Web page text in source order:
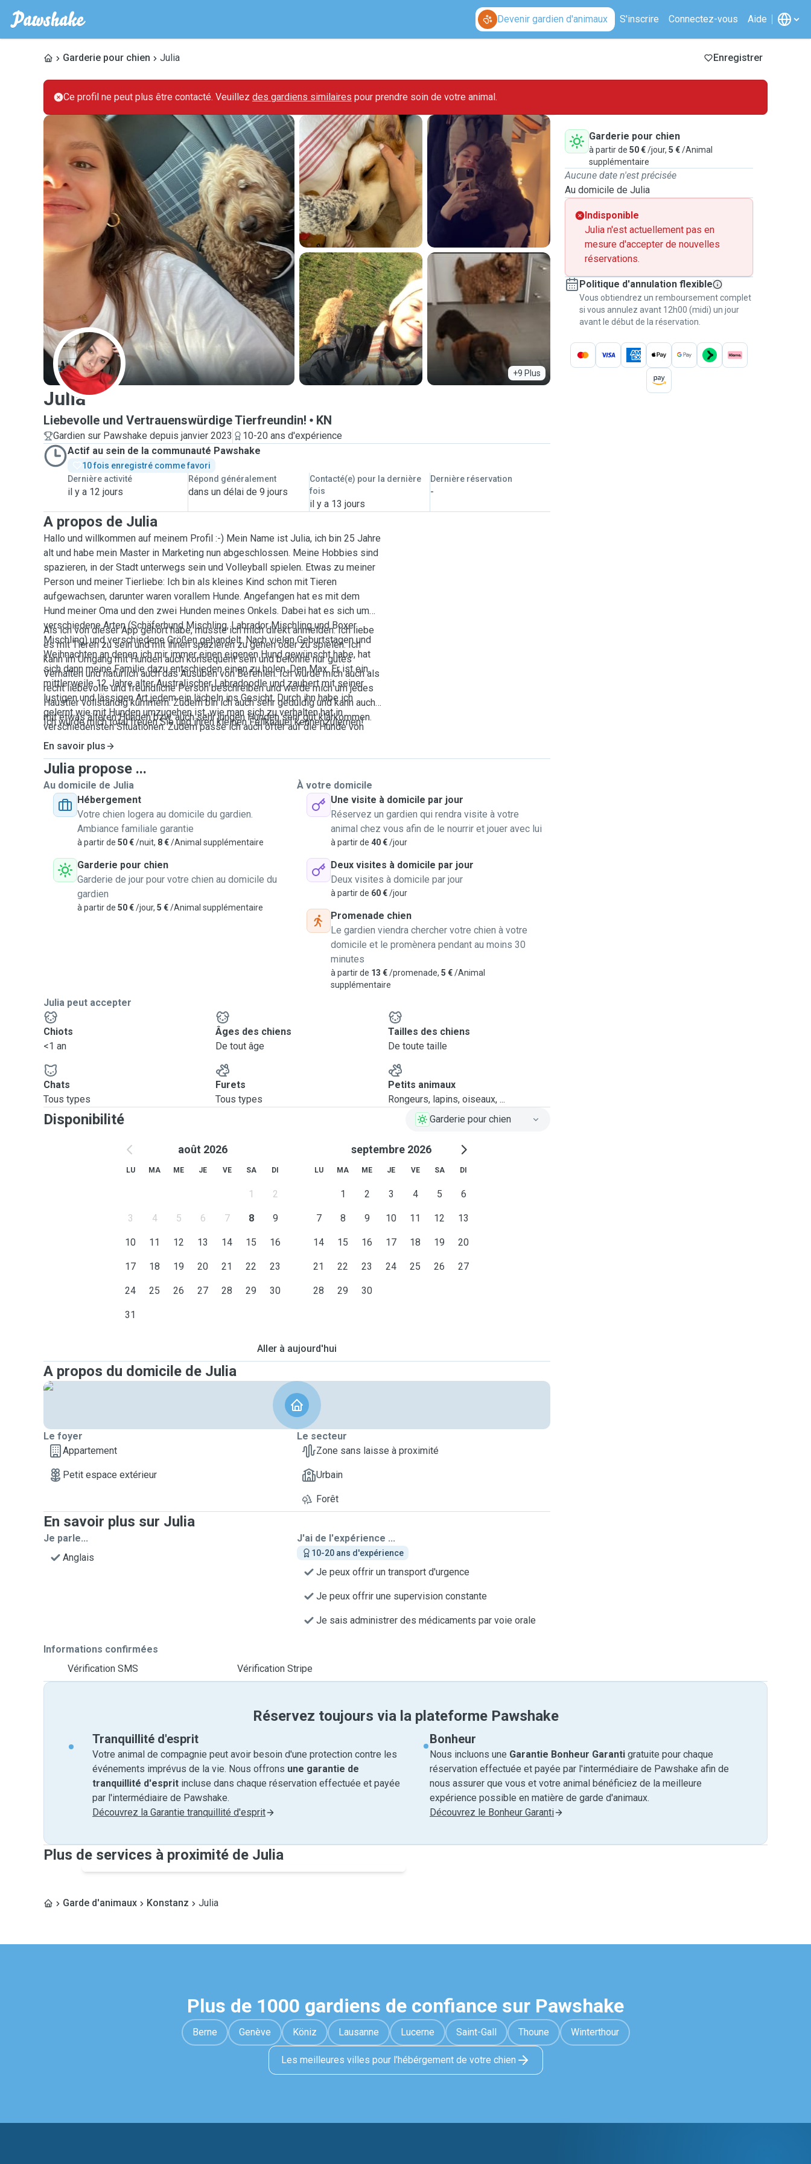
Devenir gardien d'animaux S'inscrire Connectez-vous Aide
Garderie pour chien Julia Enregistrer
Ce profil ne peut plus être contacté. Veuillez des gardiens similaires pour prendre soin de votre animal.
+9 Plus
J
Julia
Liebevolle und Vertrauenswürdige Tierfreundin! KN
Gardien sur Pawshake depuis janvier 2023
10-20 ans d'expérience
Actif au sein de la communauté Pawshake
10 fois enregistré comme favori
Dernière activité
il y a 12 jours
Répond généralement
dans un délai de 9 jours
Contacté(e) pour la dernière
fois
il y a 13 jours
Dernière réservation
-
A propos de Julia
Hallo und willkommen auf meinem Profil :-) Mein Name ist Julia, ich bin 25 Jahre
alt und habe mein Master in Marketing nun abgeschlossen. Meine Hobbies sind
spazieren, in der Stadt unterwegs sein und Volleyball spielen. Etwas zu meiner
Person und meiner Tierliebe: Ich bin als kleines Kind schon mit Tieren
aufgewachsen, darunter waren vorallem Hunde. Angefangen hat es mit dem
Hund meiner Oma und den zwei Hunden meines Onkels. Dabei hat es sich um
verschiedene Arten (Schäferhund Mischling, Labrador Mischling und Boxer
Mischling) und verschiedene Größen gehandelt. Nach vielen Geburtstagen und
Weihnachten an denen ich mir immer einen eigenen Hund gewünscht habe, hat
sich dann meine Familie dazu entschieden einen zu holen. Den Max. Er ist ein
mittlerweile 12 Jahre alter Australischer Labradoodle und zaubert mit seiner
lustigen und lässigen Art jedem ein lächeln ins Gesicht. Durch ihn habe ich
gelernt wie mit Hunden umzugehen ist, wie man sich zu verhalten hat in
verschiedensten Situationen. Zudem passe ich auch öfter auf die Hunde von
Freunden der Familie auf und weiss auch wie mit mehreren Hunden gleichzeitig
umzugehen ist.
Als ich von dieser App gehört habe, musste ich mich direkt anmelden. Ich liebe
es mit Tieren zu sein und mit ihnen spazieren zu gehen oder zu spielen. Ich
kann im Umgang mit Hunden auch konsequent sein und belohne nur gutes
Verhalten und natürlich auch das Ausüben von Befehlen. Ich würde mich auch als
recht liebevolle und freundliche Person beschreiben und werde mich um jedes
Haustier vollständig kümmern. Zudem bin ich auch sehr geduldig und kann auch
mit etwas älteren Hunden bzw. auch sehr jungen Hunden sehr gut klarkommen.
Ich würde mich total freuen Sie und ihren kleinen Fellknäuel kennenzulernen!
En savoir plus
Julia propose ...
Au domicile de Julia
Hébergement
Votre chien logera au domicile du gardien.
Ambiance familiale garantie
à partir de 50 €/nuit, 8 €/Animal supplémentaire
Garderie pour chien
Garderie de jour pour votre chien au domicile du
gardien
à partir de 50 €/jour, 5 €/Animal supplémentaire
À votre domicile
Une visite à domicile par jour
Réservez un gardien qui rendra visite à votre
animal chez vous afin de le nourrir et jouer avec lui
à partir de 40 €/jour
Deux visites à domicile par jour
Deux visites à domicile par jour
à partir de 60 €/jour
Promenade chien
Le gardien viendra chercher votre chien à votre
domicile et le promènera pendant au moins 30
minutes
à partir de 13 €/promenade, 5 €/Animal
supplémentaire
Julia peut accepter
Chiots
<1 an
Âges des chiens
De tout âge
Tailles des chiens
De toute taille
Chats
Tous types
Furets
Tous types
Petits animaux
Rongeurs, lapins, oiseaux, ...
Disponibilité Garderie pour chien
août 2026
LU MA ME JE VE SA DI
1 2
3 4 5 6 7 8 9
10 11 12 13 14 15 16
17 18 19 20 21 22 23
24 25 26 27 28 29 30
31
septembre 2026
LU MA ME JE VE SA DI
1 2 3 4 5 6
7 8 9 10 11 12 13
14 15 16 17 18 19 20
21 22 23 24 25 26 27
28 29 30
Aller à aujourd'hui
A propos du domicile de Julia
Le foyer
Appartement
Petit espace extérieur
Le secteur
Zone sans laisse à proximité
Urbain
Forêt
En savoir plus sur Julia
Je parle...
Anglais
J'ai de l'expérience ...
10-20 ans d'expérience
Je peux offrir un transport d'urgence
Je peux offrir une supervision constante
Je sais administrer des médicaments par voie orale
Informations confirmées
Vérification SMS
Vérification Stripe
Garderie pour chien
à partir de 50 €/jour, 5 €/Animal
supplémentaire
Aucune date n'est précisée
Au domicile de Julia
Indisponible
Julia n'est actuellement pas en
mesure d'accepter de nouvelles
réservations.
Politique d'annulation flexible
Vous obtiendrez un remboursement complet
si vous annulez avant 12h00 (midi) un jour
avant le début de la réservation.
Réservez toujours via la plateforme Pawshake
Tranquillité d'esprit
Votre animal de compagnie peut avoir besoin d'une protection contre les
événements imprévus de la vie. Nous offrons une garantie de
tranquillité d'esprit incluse dans chaque réservation effectuée et payée
par l'intermédiaire de Pawshake.
Découvrez la Garantie tranquillité d'esprit
Bonheur
Nous incluons une Garantie Bonheur Garanti gratuite pour chaque
réservation effectuée et payée par l'intermédiaire de Pawshake afin de
nous assurer que vous et votre animal bénéficiez de la meilleure
expérience possible en matière de garde d'animaux.
Découvrez le Bonheur Garanti
Plus de services à proximité de Julia
Garde d'animaux Konstanz Julia
Plus de 1000 gardiens de confiance sur Pawshake
Berne Genève Köniz Lausanne Lucerne Saint-Gall Thoune Winterthour
Les meilleures villes pour l'hébérgement de votre chien